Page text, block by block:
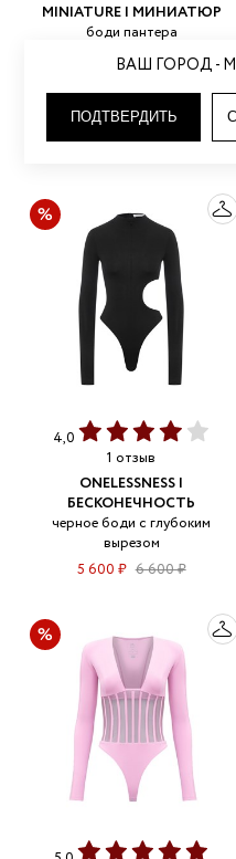
ВАШ ГОРОД -
ПОДТВЕРДИТЬ
MINIATURE | МИНИАТЮР
боди пантера
9 900 ₽
4,0
1 отзыв
ONELESSNESS |
БЕСКОНЕЧНОСТЬ
черное боди с глубоким
вырезом
5 600 ₽ 6 600 ₽